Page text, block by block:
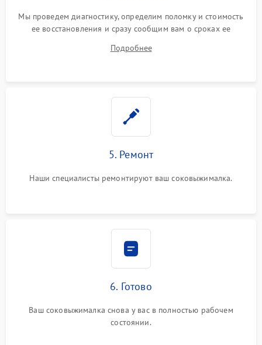
Мы проведем диагностику, определим поломку и стоимость
ее восстановления и сразу сообщим вам о сроках ее
Подробнее
5. Ремонт
Наши специалисты ремонтируют ваш соковыжималка.
6. Готово
Ваш соковыжималка снова у вас в полностью рабочем
состоянии.